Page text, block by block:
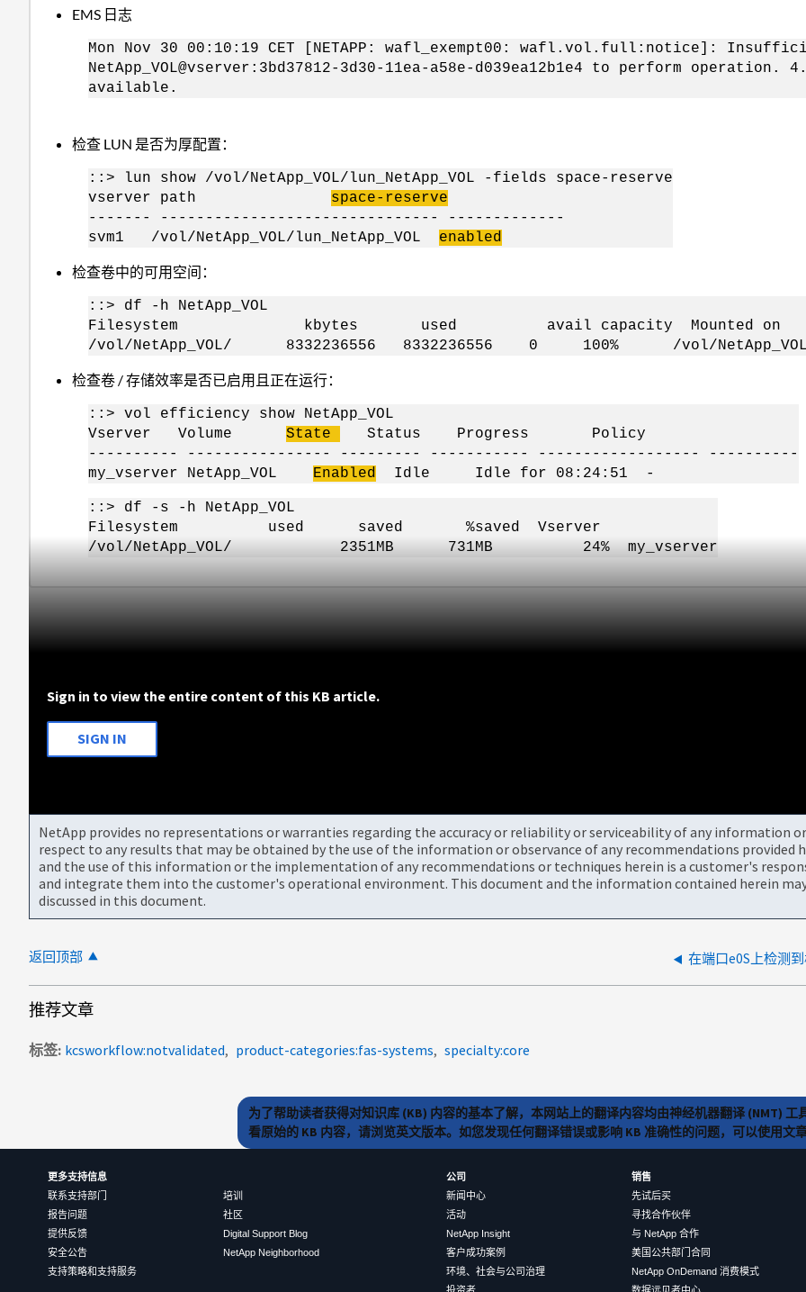
EMS 日志
Mon Nov 30 00:10:19 CET [NETAPP: wafl_exempt00: wafl.vol.full:notice]:
NetApp_VOL@vserver:3bd37812-3d30-11ea-a58e-d039ea12b1e4 to perform operation.
available.
检查 LUN 是否为厚配置：
::> lun show /vol/NetApp_VOL/lun_NetApp_VOL -fields space-reserve
vserver path space-reserve
------- ------------------------------- -------------
svm1 /vol/NetApp_VOL/lun_NetApp_VOL enabled
检查卷中的可用空间：
::> df -h NetApp_VOL
Filesystem kbytes used avail capacity Mounted on
/vol/NetApp_VOL/ 8332236556 8332236556 0 100% /vol/
检查卷 / 存储效率是否已启用且正在运行：
::> vol efficiency show NetApp_VOL
Vserver Volume State
Status Progress Policy
---------- ---------------- --------- ----------- ------------------ ----------
my_vserver NetApp_VOL Enabled Idle Idle for 08:24:51 -
::> df -s -h NetApp_VOL
Filesystem used saved %saved Vserver
/vol/NetApp_VOL/ 2351MB 731MB 24% my_vserver
Sign in to view the entire content of this KB article.
SIGN IN
NetApp provides no representations or warranties regarding the accuracy or reliability or serviceability of any information
respect to any results that may be obtained by the use of the information or observance of any recommendations
and the use of this information or the implementation of any recommendations or techniques herein is a customer's
and integrate them into the customer's operational environment. This document and the information contained herein
discussed in this document.
返回顶部 在端口e0S上检测
推荐文章
标签 kcsworkflow:notvalidated product-categories:fas-systems specialty:core
为了帮助读者获得对知识库 (KB) 内容的基本了解，本网站上的翻译内容均由神经机器翻译 (NMT)
看原始的 KB 内容，请浏览英文版本。如您发现任何翻译错误或影响 KB 准确性的问题，可以使用文
更多支持信息
联系支持部门
报告问题
提供反馈
安全公告
支持策略和支持服务
培训
社区
Digital Support Blog
NetApp Neighborhood
公司
新闻中心
活动
NetApp Insight
客户成功案例
环境、社会与公司治理
销售
先试后买
寻找合作伙伴
与 NetApp 合作
美国公共部门合同
NetApp OnDemand 消费模式